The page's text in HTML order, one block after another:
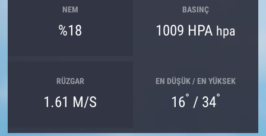
NEM
%18
BASINÇ
1009 HPA hpa
RÜZGAR
1.61 M/S
EN DÜŞÜK / EN YÜKSEK
16° / 34°